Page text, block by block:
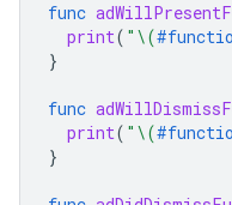
func
print( " \(
}
func
print( " \(
}